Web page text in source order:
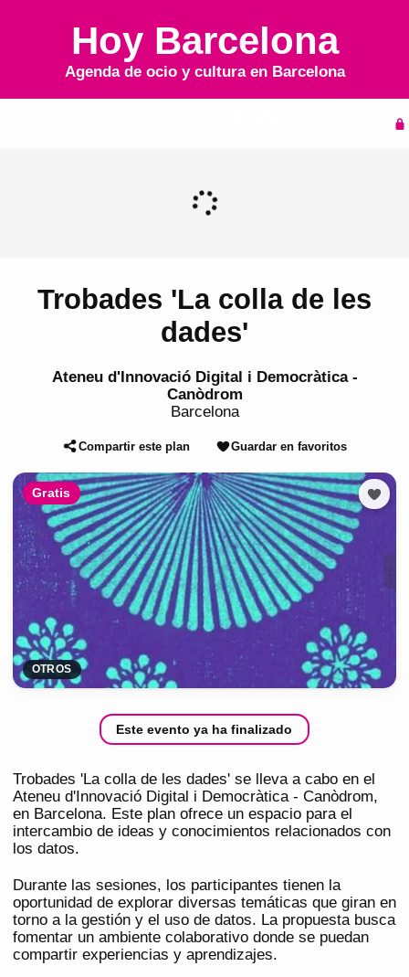
Hoy Barcelona
Agenda de ocio y cultura en Barcelona
Trobades 'La colla de les
dades'
Ateneu d'Innovació Digital i Democràtica -
Canòdrom
Barcelona
Compartir este plan Guardar en favoritos
Gratis
OTROS
Este evento ya ha finalizado
Trobades 'La colla de les dades' se lleva a cabo en el
Ateneu d'Innovació Digital i Democràtica - Canòdrom,
en Barcelona. Este plan ofrece un espacio para el
intercambio de ideas y conocimientos relacionados con
los datos.
Durante las sesiones, los participantes tienen la
oportunidad de explorar diversas temáticas que giran en
torno a la gestión y el uso de datos. La propuesta busca
fomentar un ambiente colaborativo donde se puedan
compartir experiencias y aprendizajes.